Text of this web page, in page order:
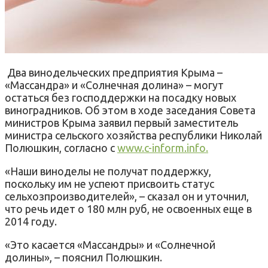
Два винодельческих предприятия Крыма –
«Массандра» и «Солнечная долина» – могут
остаться без господдержки на посадку новых
виноградников. Об этом в ходе заседания Совета
министров Крыма заявил первый заместитель
министра сельского хозяйства республики Николай
Полюшкин, согласно с www.c-inform.infо.
«Наши виноделы не получат поддержку,
поскольку им не успеют присвоить статус
сельхозпроизводителей», – сказал он и уточнил,
что речь идет о 180 млн руб, не освоенных еще в
2014 году.
«Это касается «Массандры» и «Солнечной
долины», – пояснил Полюшкин.